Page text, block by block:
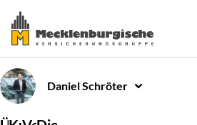
DanielSchröter